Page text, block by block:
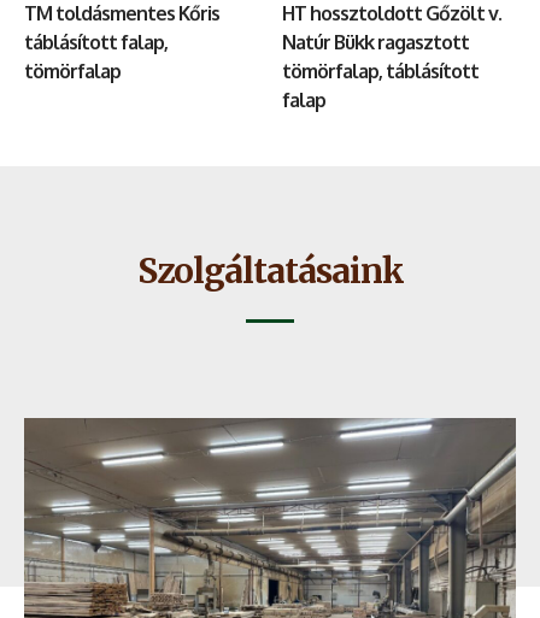
TM toldásmentes Kőris
táblásított falap,
tömörfalap
HT hossztoldott Gőzölt v.
Natúr Bükk ragasztott
tömörfalap, táblásított
falap
Szolgáltatásaink